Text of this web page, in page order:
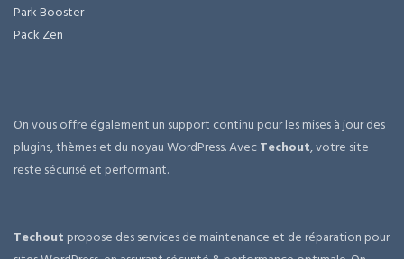
Park Booster
Pack Zen
On vous offre également un support continu pour les mises à jour des
plugins, thèmes et du noyau WordPress. AvecTechout, votre site
reste sécurisé et performant.
Techout propose des services de maintenance et de réparation pour